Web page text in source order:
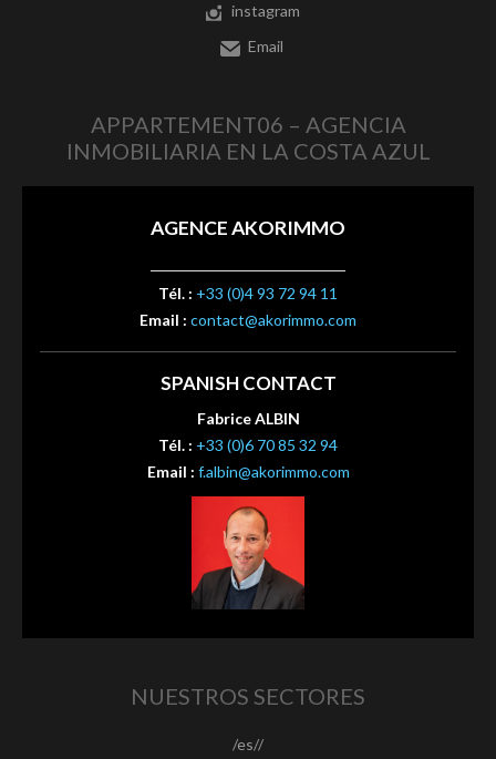
instagram
Email
APPARTEMENT06 – AGENCIA
INMOBILIARIA EN LA COSTA AZUL
AGENCE AKORIMMO
Tél. : +33 (0)4 93 72 94 11
Email : contact@akorimmo.com
SPANISH CONTACT
Fabrice ALBIN
Tél. : +33 (0)6 70 85 32 94
Email : f.albin@akorimmo.com
NUESTROS SECTORES
/es//